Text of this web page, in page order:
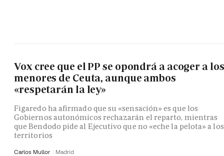
Vox cree que el PP se opondrá a acoger a los
menores de Ceuta, aunque ambos
«respetarán la ley»
Figaredo ha afirmado que su «sensación» es que los
Gobiernos autonómicos rechazarán el reparto, mientras
que Bendodo pide al Ejecutivo que no «eche la pelota» a los
territorios
Carlos Mullor Madrid